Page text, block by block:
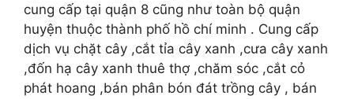
cung cấp tại quận 8 cũng như toàn bộ quận
huyện thuộc thành phố hồ chí minh . Cung cấp
dịch vụ chặt cây ,cắt tỉa cây xanh ,cưa cây xanh
,đốn hạ cây xanh thuê thợ ,chăm sóc ,cắt cỏ
phát hoang ,bán phân bón đát trồng cây , bán